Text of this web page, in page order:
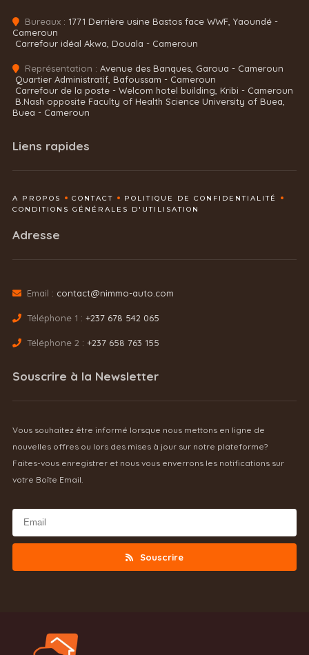
Bureaux : 1771 Derrière usine Bastos face WWF, Yaoundé -
Cameroun
Carrefour idéal Akwa, Douala - Cameroun
Représentation : Avenue des Banques, Garoua - Cameroun
Quartier Administratif, Bafoussam - Cameroun
Carrefour de la poste - Welcom hotel building, Kribi - Cameroun
B.Nash opposite Faculty of Health Science University of Buea,
Buea - Cameroun
Liens rapides
A PROPOS CONTACT
POLITIQUE DE CONFIDENTIALITÉ
CONDITIONS GÉNÉRALES D'UTILISATION
Adresse
Email : contact@nimmo-auto.com
Téléphone 1 : +237 678 542 065
Téléphone 2 : +237 658 763 155
Souscrire à la Newsletter
Vous souhaitez être informé lorsque nous mettons en ligne de
nouvelles offres ou lors des mises à jour sur notre plateforme?
Faites-vous enregistrer et nous vous enverrons les notifications sur
votre Boîte Email.
Souscrire